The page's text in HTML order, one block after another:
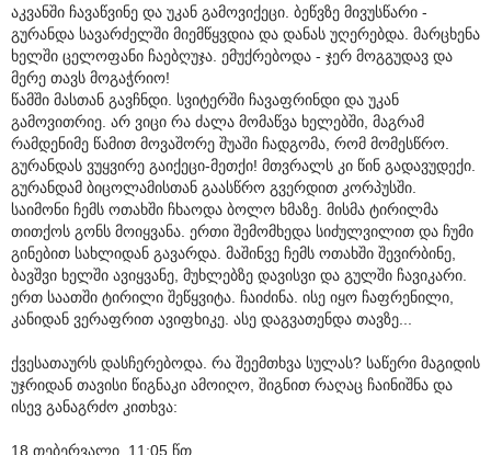
აკვანში ჩავაწვინე და უკან გამოვიქეცი. ბეწვზე მივუსწარი -
გურანდა სავარძელში მიემწყვდია და დანას უღერებდა. მარცხენა
ხელში ცელოფანი ჩაებღუჯა. ემუქრებოდა - ჯერ მოგგუდავ და
მერე თავს მოგაჭრიო!
წამში მასთან გავჩნდი. სვიტერში ჩავაფრინდი და უკან
გამოვითრიე. არ ვიცი რა ძალა მომაწვა ხელებში, მაგრამ
რამდენიმე წამით მოვაშორე შუაში ჩადგომა, რომ მომესწრო.
გურანდას ვუყვირე გაიქეცი-მეთქი! მთვრალს კი წინ გადავუდექი.
გურანდამ ბიცოლამისთან გაასწრო გვერდით კორპუსში.
საიმონი ჩემს ოთახში ჩხაოდა ბოლო ხმაზე. მისმა ტირილმა
თითქოს გონს მოიყვანა. ერთი შემომხედა სიძულვილით და ჩუმი
გინებით სახლიდან გავარდა. მაშინვე ჩემს ოთახში შევირბინე,
ბავშვი ხელში ავიყვანე, მუხლებზე დავისვი და გულში ჩავიკარი.
ერთ საათში ტირილი შეწყვიტა. ჩაიძინა. ისე იყო ჩაფრენილი,
კანიდან ვერაფრით ავიფხიკე. ასე დაგვათენდა თავზე...
ქვესათაურს დასჩერებოდა. რა შეემთხვა სულას? საწერი მაგიდის
უჯრიდან თავისი წიგნაკი ამოიღო, შიგნით რაღაც ჩაინიშნა და
ისევ განაგრძო კითხვა:
18 თებერვალი, 11:05 წთ.